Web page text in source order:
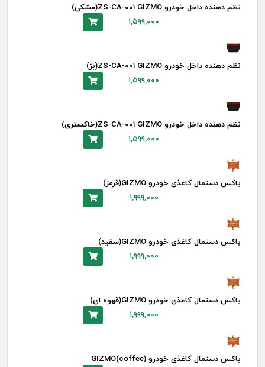
نظم دهنده داخل خودرو ZS-CA-001 GIZMO(مشکی)
۱,۵۹۹,۰۰۰
نظم دهنده داخل خودرو ZS-CA-001 GIZMO(بژ)
۱,۵۹۹,۰۰۰
نظم دهنده داخل خودرو ZS-CA-001 GIZMO(خاکستری)
۱,۵۹۹,۰۰۰
باکس دستمال کاغذی خودرو GIZMO(قرمز)
۱,۹۹۹,۰۰۰
باکس دستمال کاغذی خودرو GIZMO(سفید)
۱,۹۹۹,۰۰۰
باکس دستمال کاغذی خودرو GIZMO(قهوه ای)
۱,۹۹۹,۰۰۰
باکس دستمال کاغذی خودرو GIZMO(coffee)